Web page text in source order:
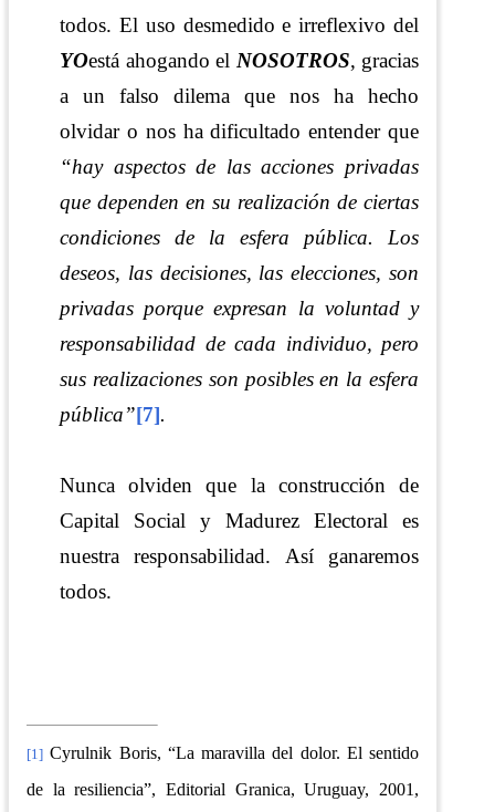
todos. El uso desmedido e irreflexivo del
YOestá ahogando el NOSOTROS, gracias
a un falso dilema que nos ha hecho
olvidar o nos ha dificultado entender que
“hay aspectos de las acciones privadas
que dependen en su realización de ciertas
condiciones de la esfera pública. Los
deseos, las decisiones, las elecciones, son
privadas porque expresan la voluntad y
responsabilidad de cada individuo, pero
sus realizaciones son posibles en la esfera
pública”[7].
Nunca olviden que la construcción de
Capital Social y Madurez Electoral es
nuestra responsabilidad. Así ganaremos
todos.
[1] Cyrulnik Boris, “La maravilla del dolor. El sentido
de la resiliencia”, Editorial Granica, Uruguay, 2001,